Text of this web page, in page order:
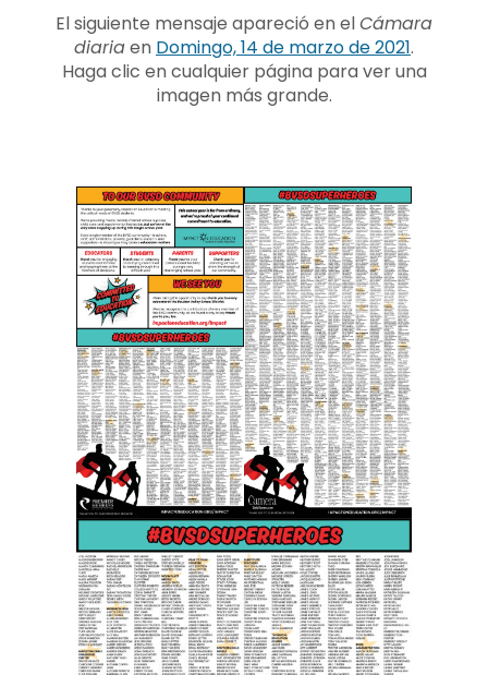
El siguiente mensaje apareció en elCámara
diariaen Domingo, 14 de marzo de 2021.
Haga clic en cualquier página para ver una
imagen más grande.